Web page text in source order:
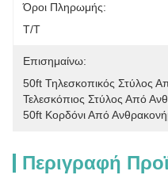
Όροι Πληρωμής:
Τ/Τ
Επισημαίνω:
50ft Τηλεσκοπικός Στύλος
Τελεσκόπιος Στύλος Από
50ft Κορδόνι Από
Περιγραφή